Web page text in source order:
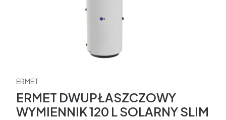
ERMET
ERMET DWUPŁASZCZOWY
WYMIENNIK 120 L SOLARNY SLIM